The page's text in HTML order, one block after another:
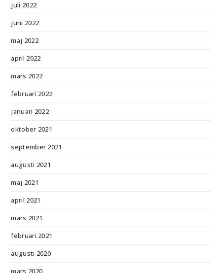
juli 2022
juni 2022
maj 2022
april 2022
mars 2022
februari 2022
januari 2022
oktober 2021
september 2021
augusti 2021
maj 2021
april 2021
mars 2021
februari 2021
augusti 2020
mars 2020